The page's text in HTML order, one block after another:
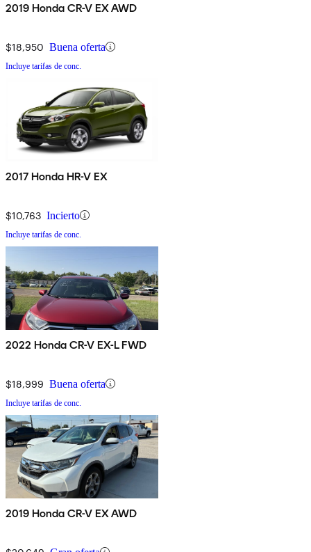
2019 Honda CR-V EX AWD
$18,950 Buena oferta
Incluye tarifas de conc.
2017 Honda HR-V EX
$10,763 Incierto
Incluye tarifas de conc.
2022 Honda CR-V EX-L FWD
$18,999 Buena oferta
Incluye tarifas de conc.
2019 Honda CR-V EX AWD